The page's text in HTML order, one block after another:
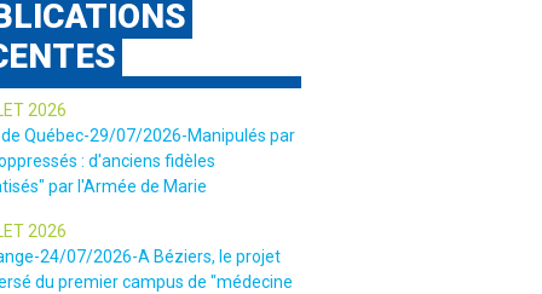
2026
Québec-29/07/2026-Manipulés par
: d'anciens fidèles
par l'Armée de Marie
2026
24/07/2026-A Béziers, le projet
du premier campus de "médecine